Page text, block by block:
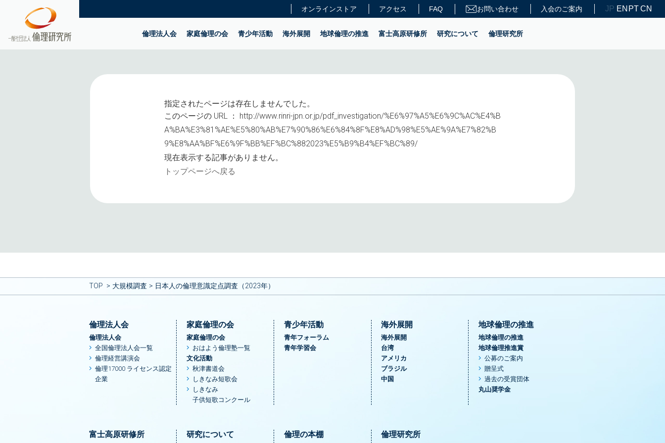
オンラインストア アクセス FAQ お問い合わせ 入会のご案内 JP EN PTCN
倫理法人会 家庭倫理の会 青少年活動 海外展開 地球倫理の推進 富士高原研修所 研究について 倫理研究所
指定されたページは存在しませんでした。
このページの URL ： http://www.rinri-jpn.or.jp/pdf_investigation/%E6%97%A5%E6%9C%AC%E4%B
A%BA%E3%81%AE%E5%80%AB%E7%90%86%E6%84%8F%E8%AD%98%E5%AE%9A%E7%82%B
9%E8%AA%BF%E6%9F%BB%EF%BC%882023%E5%B9%B4%EF%BC%89/
現在表示する記事がありません。
トップページへ戻る
TOP 大規模調査 日本人の倫理意識定点調査（2023年）
倫理法人会
倫理法人会
全国倫理法人会一覧
倫理経営講演会
倫理17000 ライセンス認定
企業
家庭倫理の会
家庭倫理の会
おはよう倫理塾一覧
文化活動
秋津書道会
しきなみ短歌会
しきなみ
子供短歌コンクール
青少年活動
青年フォーラム
青年学習会
海外展開
海外展開
台湾
アメリカ
ブラジル
中国
地球倫理の推進
地球倫理の推進
地球倫理推進賞
公募のご案内
贈呈式
過去の受賞団体
丸山奨学金
富士高原研修所 研究について 倫理の本棚 倫理研究所